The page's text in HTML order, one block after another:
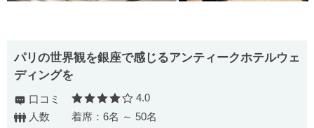
パリの世界観を銀座で感じるアンティークホテルウェ
ディングを
口コミ 口コミ評価
4.0
人数
着席：6名 ～ 50名